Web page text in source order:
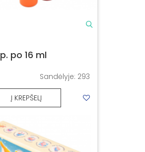
po 16 ml
Sandėlyje: 293
Į KREPŠELĮ